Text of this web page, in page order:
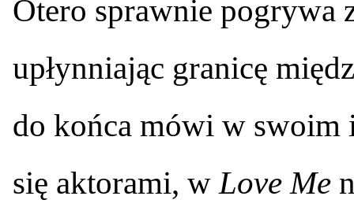
Otero sprawnie pogrywa
upłynniając granicę
do końca mówi w
się aktorami, wLove Me